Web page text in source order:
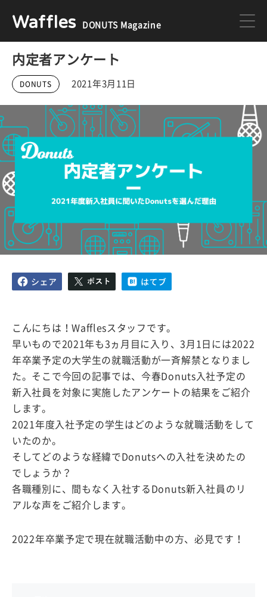
Waffles DONUTS Magazine
DONUTS
ミクチャ ゲーム
医療
DONUTSの採用情報はこちら
内定者アンケート
DONUTS 2021年3月11日
こんにちは！Wafflesスタッフです。
早いもので2021年も3ヵ月目に入り、3月1日には2022
年卒業予定の大学生の就職活動が一斉解禁となりまし
た。そこで今回の記事では、今春Donuts入社予定の
新入社員を対象に実施したアンケートの結果をご紹介
します。
2021年度入社予定の学生はどのような就職活動をして
いたのか。
そしてどのような経緯でDonutsへの入社を決めたの
でしょうか？
各職種別に、間もなく入社するDonuts新入社員のリ
アルな声をご紹介します。
2022年卒業予定で現在就職活動中の方、必見です！